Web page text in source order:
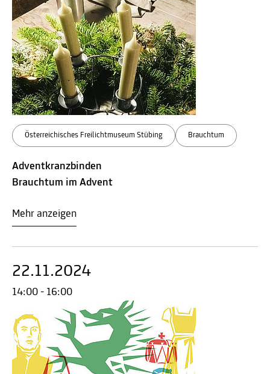
Österreichisches Freilichtmuseum Stübing Brauchtum
Adventkranzbinden
Brauchtum im Advent
Mehr anzeigen
22.11.2024
14:00 - 16:00